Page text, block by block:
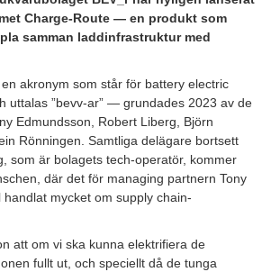
Charge-Route — en produkt som
samman laddinfrastruktur med
akronym som står för battery electric
uttalas ”bevv-ar” — grundades 2023 av de
Edmundsson, Robert Liberg, Björn
Rönningen. Samtliga delägare bortsett
som är bolagets tech-operatör, kommer
där det för managing partnern Tony
handlat mycket om supply chain-
att om vi ska kunna elektrifiera de
fullt ut, och speciellt då de tunga